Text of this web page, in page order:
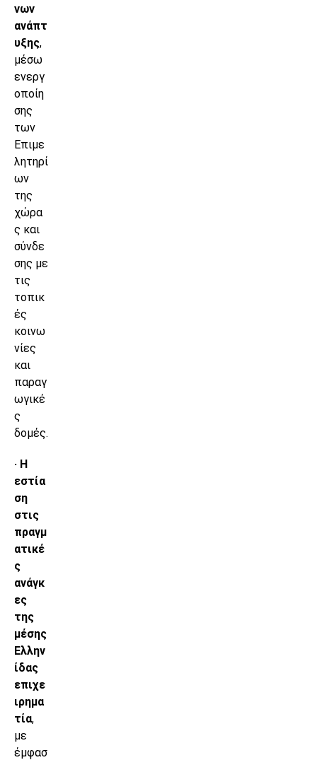
νων
ανάπτ
υξης,
μέσω
ενεργ
οποίη
σης
των
Επιμε
λητηρί
ων
της
χώρα
ς και
σύνδε
σης με
τις
τοπικ
ές
κοινω
νίες
και
παραγ
ωγικέ
ς
δομές.
· Η
εστία
ση
στις
πραγμ
ατικέ
ς
ανάγκ
ες
της
μέσης
Ελλην
ίδας
επιχε
ιρημα
τία,
με
έμφασ